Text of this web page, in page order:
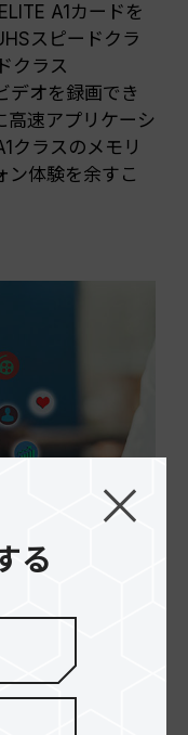
A1カードを
スピードクラ
クラス
デオを録画でき
高速アプリケーシ
クラスのメモリ
ン体験を余すこ
で高速
を実行
の「Secure
る